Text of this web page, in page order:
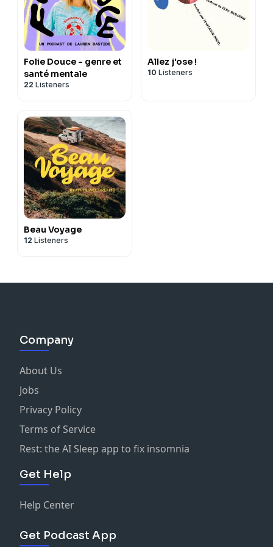
Folie Douce - genre et
santé mentale
22 Listeners
Allez j'ose !
10 Listeners
Beau Voyage
12 Listeners
Company
About Us
Jobs
Privacy Policy
Terms of Service
Rest: the AI Sleep app to fix insomnia
Get Help
Help Center
Get Podcast App